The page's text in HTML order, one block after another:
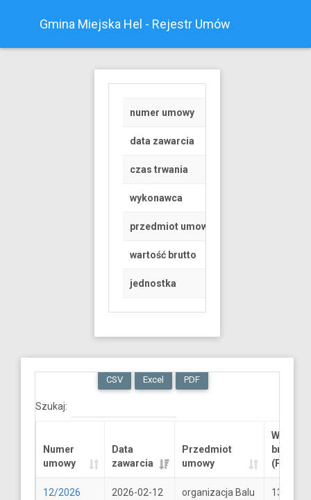
Gmina Miejska Hel - Rejestr Umów
numer umowy
data zawarcia
czas trwania
wykonawca
przedmiot umowy
wartość brutto
jednostka
CSV Excel PDF
Szukaj:
Numer
umowy
Data
zawarcia
Przedmiot
umowy
Wartość
brutto
(PLN)
12/2026 2026-02-12
organizacja Balu
13289.6